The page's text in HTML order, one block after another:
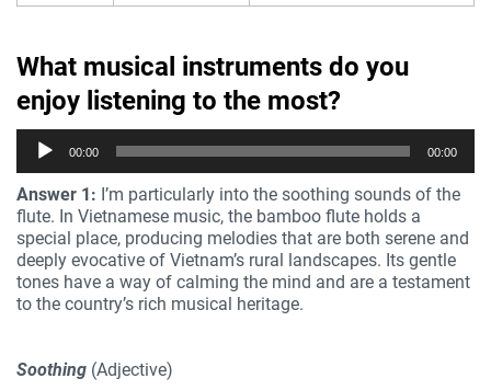
What musical instruments do you
enjoy listening to the most?
Trình
phát
thanh
00:00 00:00
Answer 1: I’m particularly into the soothing sounds of the
flute. In Vietnamese music, the bamboo flute holds a
special place, producing melodies that are both serene and
deeply evocative of Vietnam’s rural landscapes. Its gentle
tones have a way of calming the mind and are a testament
to the country’s rich musical heritage.
Soothing (Adjective)